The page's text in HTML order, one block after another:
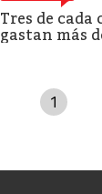
Tres de cada
gastan más
1